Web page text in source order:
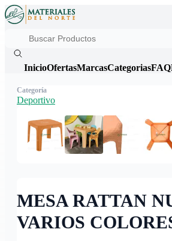
InicioOfertasMarcasCategoriasFAQ
MESA RATTAN
VARIOS
Categoría
Deportivo